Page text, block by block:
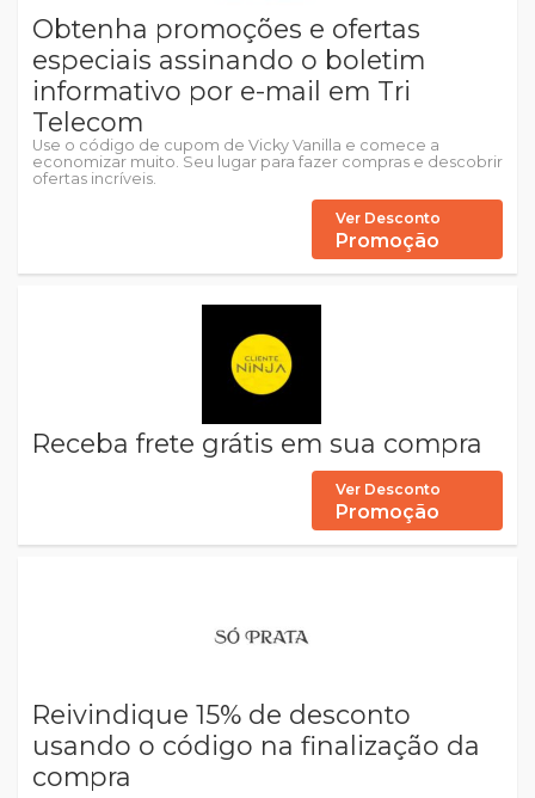
Obtenha promoções e ofertas
especiais assinando o boletim
informativo por e-mail em Tri
Telecom
Use o código de cupom de Vicky Vanilla e comece a
economizar muito. Seu lugar para fazer compras e descobrir
ofertas incríveis.
Ver Desconto
Promoção
Receba frete grátis em sua compra
Ver Desconto
Promoção
Reivindique 15% de desconto
usando o código na finalização da
compra